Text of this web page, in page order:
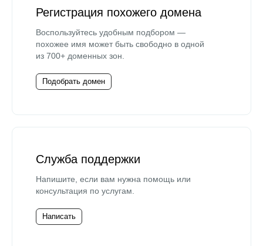
Регистрация похожего домена
Воспользуйтесь удобным подбором —
похожее имя может быть свободно в одной
из 700+ доменных зон.
Подобрать домен
Служба поддержки
Напишите, если вам нужна помощь или
консультация по услугам.
Написать